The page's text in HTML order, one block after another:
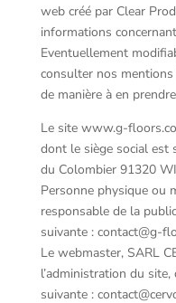
web créé par Clear
informations
Eventuellement
consulter nos
de manière à en
Le site www.g-
dont le siège social est
du Colombier 91320
Personne physique ou
responsable de la
suivante : contact@g-
Le webmaster, SARL
l’administration du
suivante :